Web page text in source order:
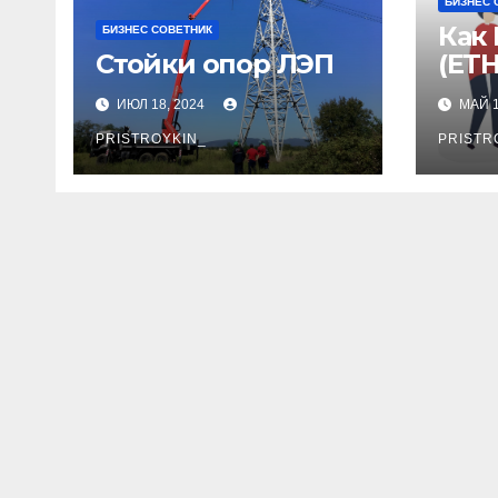
БИЗНЕС СОВЕТНИК
Стойки опор ЛЭП
ИЮЛ 18, 2024
PRISTROYKIN_
Как
МАЙ